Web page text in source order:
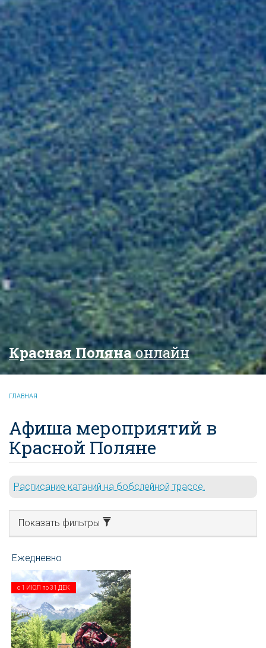
Красная Полянаонлайн
ГЛАВНАЯ
Афиша мероприятий в
Красной Поляне
Расписание катаний на бобслейной трассе.
Показать фильтры
с 1 ИЮЛ по31 ДЕК